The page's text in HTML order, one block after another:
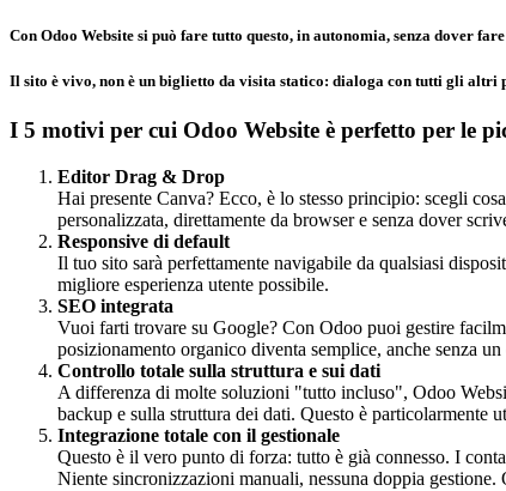
Con Odoo Website si può fare tutto questo, in autonomia, senza dover
Il sito è vivo, non è un biglietto da visita statico: dialoga con tutti gli altri
I 5 motivi per cui Odoo Website è perfetto per le
Editor Drag & Drop
Hai presente Canva? Ecco, è lo stesso principio: scegli
personalizzata, direttamente da browser e senza dover
Responsive di default
Il tuo sito sarà perfettamente navigabile da qualsiasi
migliore esperienza utente possibile.
SEO integrata
Vuoi farti trovare su Google? Con Odoo puoi gestire
posizionamento organico diventa semplice, anche senza
Controllo totale sulla struttura e sui dati
A differenza di molte soluzioni "tutto incluso", Odoo
backup e sulla struttura dei dati. Questo è particolarmente
Integrazione totale con il gestionale
Questo è il vero punto di forza: tutto è già connesso. I
Niente sincronizzazioni manuali, nessuna doppia